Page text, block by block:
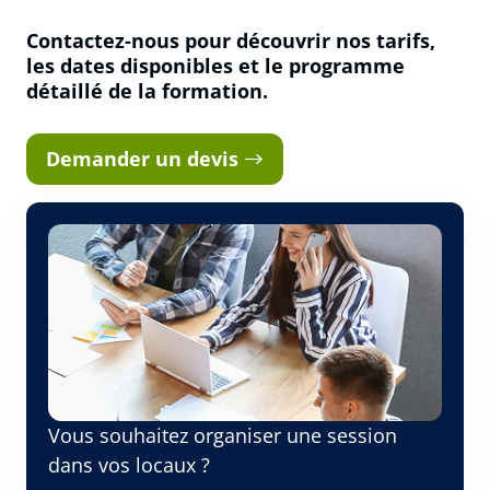
Contactez-nous pour découvrir nos tarifs,
les dates disponibles et le programme
détaillé de la formation.
Demander un devis
Vous souhaitez organiser une session
dans vos locaux ?
Votre message
Réserver